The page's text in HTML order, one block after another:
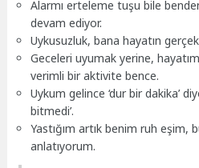
Alarmı erteleme tuşu bile
devam ediyor.
Uykusuzluk, bana hayatın
Geceleri uyumak yerine,
verimli bir aktivite bence.
Uykum gelince ‘dur bir dakika’
bitmedi’.
Yastığım artık benim ruh
anlatıyorum.